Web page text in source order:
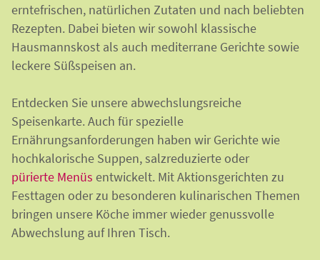
erntefrischen, natürlichen Zutaten und nach beliebten
Rezepten. Dabei bieten wir sowohl klassische
Hausmannskost als auch mediterrane Gerichte sowie
leckere Süßspeisen an.
Entdecken Sie unsere abwechslungsreiche
Speisenkarte. Auch für spezielle
Ernährungsanforderungen haben wir Gerichte wie
hochkalorische Suppen, salzreduzierte oder
pürierte Menüs entwickelt. Mit Aktionsgerichten zu
Festtagen oder zu besonderen kulinarischen Themen
bringen unsere Köche immer wieder genussvolle
Abwechslung auf Ihren Tisch.